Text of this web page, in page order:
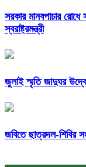
সরকার মানবপাচার
স্বরাষ্ট্রমন্ত্রী
জুলাই স্মৃতি জাদুঘর
জবিতে ছাত্রদল-শিবির